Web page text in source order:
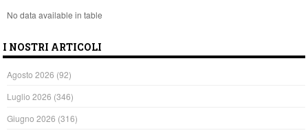
No data available in table
I NOSTRI ARTICOLI
Agosto 2026 (92)
Luglio 2026 (346)
Giugno 2026 (316)